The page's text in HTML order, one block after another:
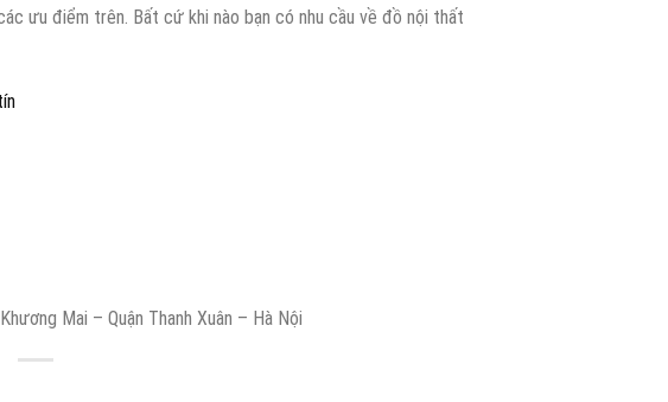
ưu điểm trên. Bất cứ khi nào bạn có nhu cầu về đồ nội thất
Mai – Quận Thanh Xuân – Hà Nội